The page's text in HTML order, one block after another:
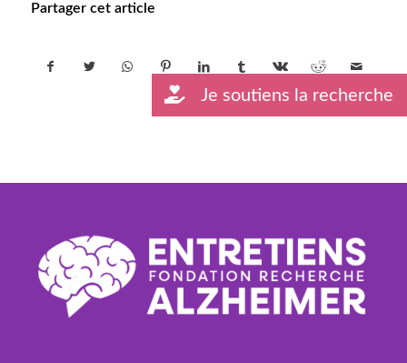
Partager cet article
Je soutiens la recherche